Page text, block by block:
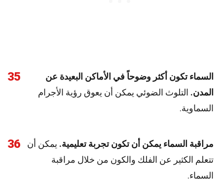
35
السماء تكون أكثر وضوحاً في الأماكن البعيدة عن
المدن. التلوث الضوئي يمكن أن يعوق رؤية الأجرام
السماوية.
36 مراقبة السماء يمكن أن تكون تجربة تعليمية. يمكن أن
تتعلم الكثير عن الفلك والكون من خلال مراقبة
السماء.